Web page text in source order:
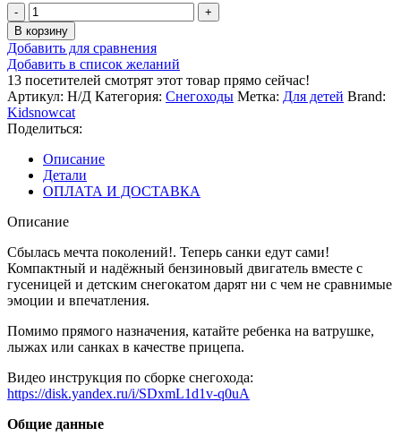
Количество
товара
Детский
снегоход
(снегокат)
KidSnowCat
(Компакт)
2T
50cc
с
мотором,
с
двигателем
двс,
детей
В корзину
Добавить для сравнения
Добавить в список желаний
13 посетителей смотрят этот товар прямо сейчас!
Артикул: Н/Д Категория: Снегоходы Метка: Для детей Brand:
Kidsnowcat
Поделиться:
Описание
Детали
ОПЛАТА И ДОСТАВКА
Описание
Сбылась мечта поколений!. Теперь санки едут сами!
Компактный и надёжный бензиновый двигатель вместе с
гусеницей и детским снегокатом дарят ни с чем не сравнимые
эмоции и впечатления.
Помимо прямого назначения, катайте ребенка на ватрушке,
лыжах или санках в качестве прицепа.
Видео инструкция по сборке снегохода:
https://disk.yandex.ru/i/SDxmL1d1v-q0uA
Общие данные